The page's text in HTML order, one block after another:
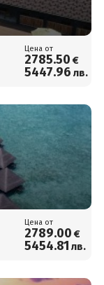
Цена от
2785.50 €
5447.96 лв.
Цена от
2789.00 €
5454.81 лв.